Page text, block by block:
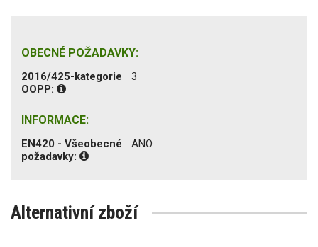
OBECNÉ POŽADAVKY:
2016/425-kategorie
OOPP:
3
INFORMACE:
EN420 - Všeobecné
požadavky:
ANO
Alternativní zboží